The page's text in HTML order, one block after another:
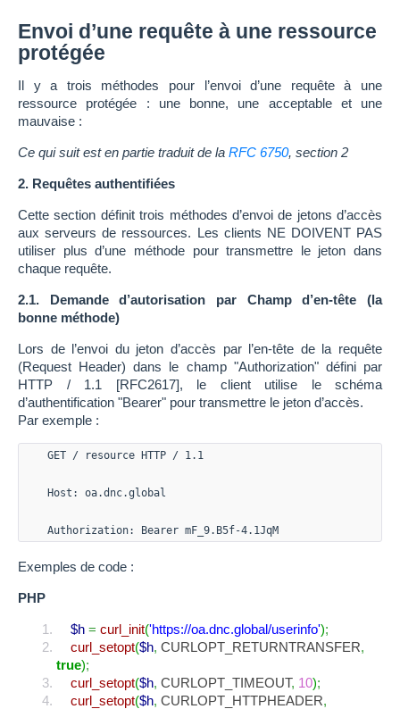
Envoi d’une requête à une ressource
protégée
Il y a trois méthodes pour l’envoi d’une requête à une
ressource protégée : une bonne, une acceptable et une
mauvaise :
Ce qui suit est en partie traduit de la RFC 6750, section 2
2. Requêtes authentifiées
Cette section définit trois méthodes d’envoi de jetons d’accès
aux serveurs de ressources. Les clients NE DOIVENT PAS
utiliser plus d’une méthode pour transmettre le jeton dans
chaque requête.
2.1. Demande d’autorisation par Champ d’en-tête (la
bonne méthode)
Lors de l’envoi du jeton d’accès par l’en-tête de la requête
(Request Header) dans le champ "Authorization" défini par
HTTP / 1.1 [RFC2617], le client utilise le schéma
d’authentification "Bearer" pour transmettre le jeton d’accès.
Par exemple :
GET / resource HTTP / 1.1
Host: oa.dnc.global
Authorization: Bearer mF_9.B5f-4.1JqM
Exemples de code :
PHP
$h = curl_init('https://oa.dnc.global/userinfo');
curl_setopt($h, CURLOPT_RETURNTRANSFER,
true);
curl_setopt($h, CURLOPT_TIMEOUT, 10);
curl_setopt($h, CURLOPT_HTTPHEADER,